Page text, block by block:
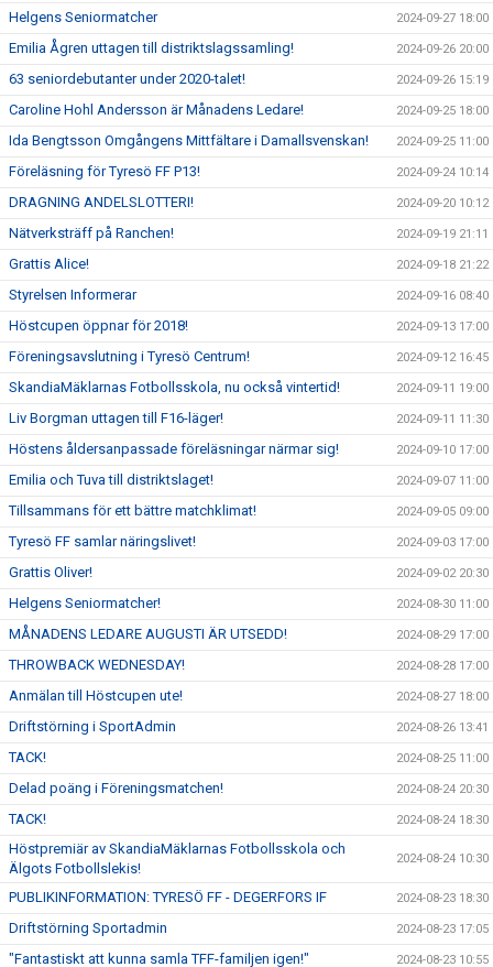
Helgens Seniormatcher 2024-09-27 18:00
Emilia Ågren uttagen till distriktslagssamling! 2024-09-26 20:00
63 seniordebutanter under 2020-talet! 2024-09-26 15:19
Caroline Hohl Andersson är Månadens Ledare! 2024-09-25 18:00
Ida Bengtsson Omgångens Mittfältare i Damallsvenskan! 2024-09-25 11:00
Föreläsning för Tyresö FF P13! 2024-09-24 10:14
DRAGNING ANDELSLOTTERI! 2024-09-20 10:12
Nätverksträff på Ranchen! 2024-09-19 21:11
Grattis Alice! 2024-09-18 21:22
Styrelsen Informerar 2024-09-16 08:40
Höstcupen öppnar för 2018! 2024-09-13 17:00
Föreningsavslutning i Tyresö Centrum! 2024-09-12 16:45
SkandiaMäklarnas Fotbollsskola, nu också vintertid! 2024-09-11 19:00
Liv Borgman uttagen till F16-läger! 2024-09-11 11:30
Höstens åldersanpassade föreläsningar närmar sig! 2024-09-10 17:00
Emilia och Tuva till distriktslaget! 2024-09-07 11:00
Tillsammans för ett bättre matchklimat! 2024-09-05 09:00
Tyresö FF samlar näringslivet! 2024-09-03 17:00
Grattis Oliver! 2024-09-02 20:30
Helgens Seniormatcher! 2024-08-30 11:00
MÅNADENS LEDARE AUGUSTI ÄR UTSEDD! 2024-08-29 17:00
THROWBACK WEDNESDAY! 2024-08-28 17:00
Anmälan till Höstcupen ute! 2024-08-27 18:00
Driftstörning i SportAdmin 2024-08-26 13:41
TACK! 2024-08-25 11:00
Delad poäng i Föreningsmatchen! 2024-08-24 20:30
TACK! 2024-08-24 18:30
Höstpremiär av SkandiaMäklarnas Fotbollsskola och
Älgots Fotbollslekis!
2024-08-24 10:30
PUBLIKINFORMATION: TYRESÖ FF - DEGERFORS IF 2024-08-23 18:30
Driftstörning Sportadmin 2024-08-23 17:05
"Fantastiskt att kunna samla TFF-familjen igen!" 2024-08-23 10:55